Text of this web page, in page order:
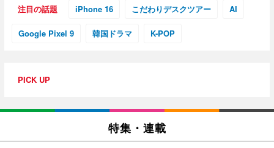
注目の話題 iPhone 16 こだわりデスクツアー AI
Google Pixel 9 韓国ドラマ K-POP
PICK UP
特集・連載